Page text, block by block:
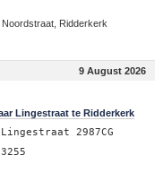
Noordstraat, Ridderkerk
9 August 2026
Lingestraat te Ridderkerk
2987CG